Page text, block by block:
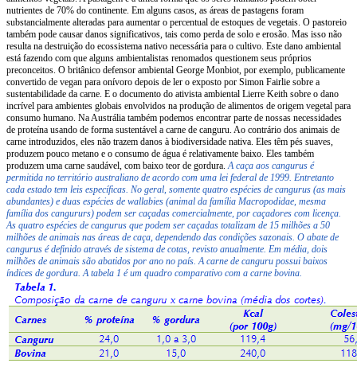
nutrientes de 70% do continente. Em alguns casos, as áreas de pastagens foram
substancialmente alteradas para aumentar o percentual de estoques de vegetais. O pastoreio
também pode causar danos significativos, tais como perda de solo e erosão. Mas isso não
resulta na destruição do ecossistema nativo necessária para o cultivo. Este dano ambiental
está fazendo com que alguns ambientalistas renomados questionem seus próprios
preconceitos. O britânico defensor ambiental George Monbiot, por exemplo, publicamente
convertido de vegan para onívoro depois de ler o exposto por Simon Fairlie sobre a
sustentabilidade da carne. E o documento do ativista ambiental Lierre Keith sobre o dano
incrível para ambientes globais envolvidos na produção de alimentos de origem vegetal para
consumo humano. Na Austrália também podemos encontrar parte de nossas necessidades
de proteína usando de forma sustentável a carne de canguru. Ao contrário dos animais de
carne introduzidos, eles não trazem danos à biodiversidade nativa. Eles têm pés suaves,
produzem pouco metano e o consumo de água é relativamente baixo. Eles também
produzem uma carne saudável, com baixo teor de gordura.A caça aos cangurus é
permitida no território australiano de acordo com uma lei federal de 1999. Entretanto
cada estado tem leis específicas. No geral, somente quatro espécies de cangurus (as mais
abundantes) e duas espécies de wallabies (animal da família Macropodidae, mesma
família dos cangururs) podem ser caçadas comercialmente, por caçadores com licença.
As quatro espécies de cangurus que podem ser caçadas totalizam de 15 milhões a 50
milhões de animais nas áreas de caça, dependendo das condições sazonais. O abate de
cangurus é definido através de sistema de cotas, revisto anualmente. Em média, dois
milhões de animais são abatidos por ano no país. A carne de canguru possui baixos
índices de gordura. A tabela 1 é um quadro comparativo com a carne bovina.